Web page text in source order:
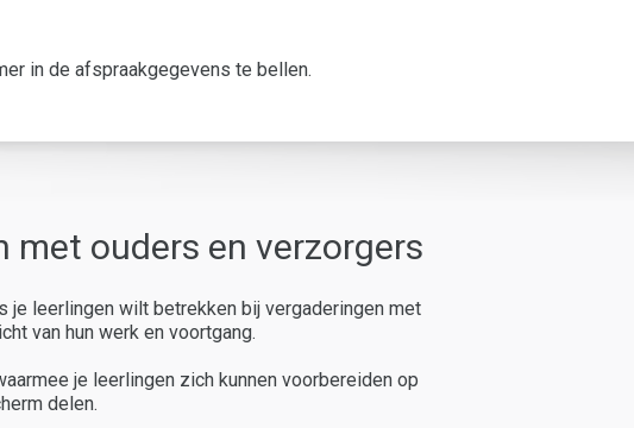
in de afspraakgegevens te bellen.
met ouders en verzorgers
leerlingen wilt betrekken bij vergaderingen met
van hun werk en voortgang.
je leerlingen zich kunnen voorbereiden op
delen.